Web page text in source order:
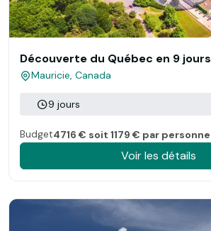
Découverte du Québec en 9 jours
Mauricie, Canada
9 jours
Budget4716 € soit 1179 € par personne
Voir les détails